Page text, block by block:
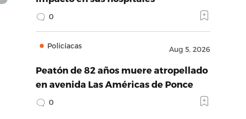
0
Policíacas Aug 5, 2026
Peatón de 82 años muere atropellado
en avenida Las Américas de Ponce
0